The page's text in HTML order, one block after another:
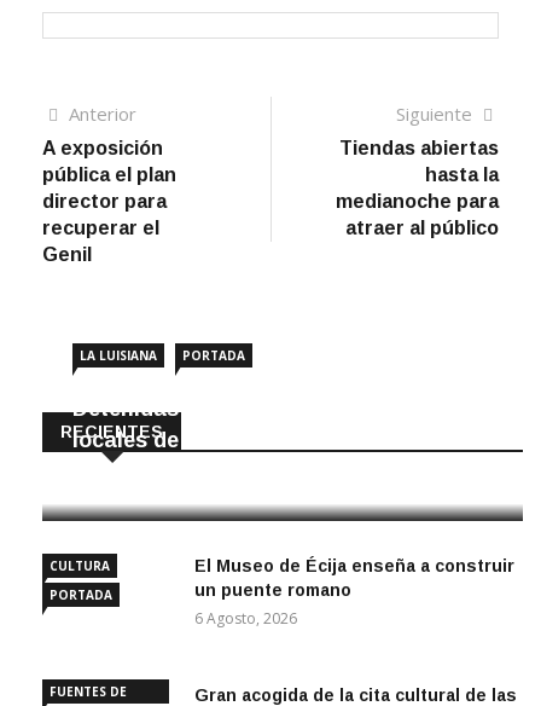
Navegación
de
entradas
AnteriorArtículo
anterior
A exposición
pública el plan
director para
recuperar el
Genil
Siguiente
Tiendas abiertas
hasta la
medianoche para
atraer al público
RECIENTES
LA LUISIANA PORTADA
Detenidas dos personas por robar en
locales de La Luisiana
CULTURA
PORTADA
El Museo de Écija enseña a construir
un puente romano
6 Agosto, 2026
FUENTES DE
Gran acogida de la cita cultural de las